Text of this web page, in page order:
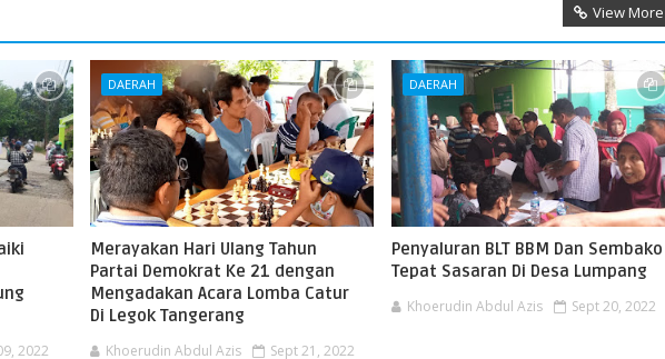
View More
2022
DAERAH
Merayakan Hari Ulang Tahun
Partai Demokrat Ke 21 dengan
Mengadakan Acara Lomba Catur
Di Legok Tangerang
Khoerudin Abdul Azis Sept 21, 2022
DAERAH
Penyaluran BLT BBM Dan Sembako
Tepat Sasaran Di Desa Lumpang
Khoerudin Abdul Azis Sept 20, 2022